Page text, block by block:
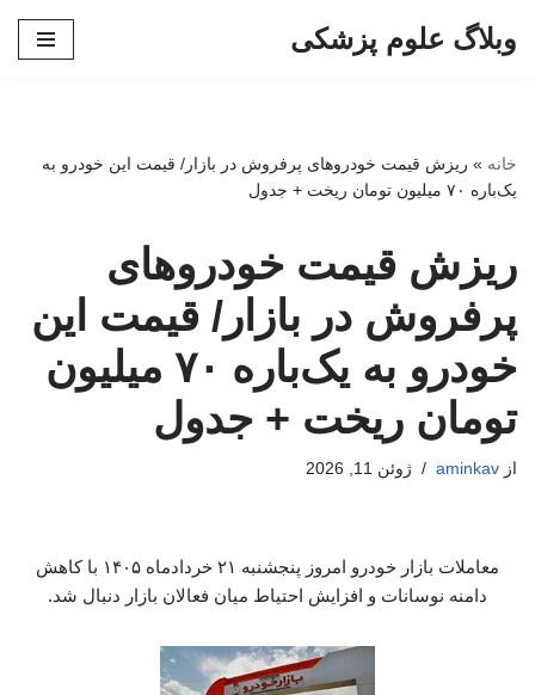
وبلاگ علوم پزشکی
خانه » ریزش قیمت خودروهای پرفروش در بازار/ قیمت این خودرو به
یک‌باره ۷۰ میلیون تومان ریخت + جدول
ریزش قیمت خودروهای
پرفروش در بازار/ قیمت این
خودرو به یک‌باره ۷۰ میلیون
تومان ریخت + جدول
از aminkav ژوئن 11, 2026
معاملات بازار خودرو امروز پنجشنبه ۲۱ خردادماه ۱۴۰۵ با کاهش
دامنه نوسانات و افزایش احتیاط میان فعالان بازار دنبال شد.